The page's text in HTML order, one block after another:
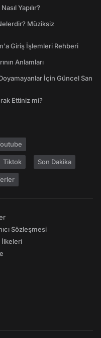
Yapılır?
Müziksiz
Giriş İşlemleri Rehberi
Anlamları
İçin Güncel San
Ettiniz mi?
Tiktok Son Dakika
Sözleşmesi
İlkeleri